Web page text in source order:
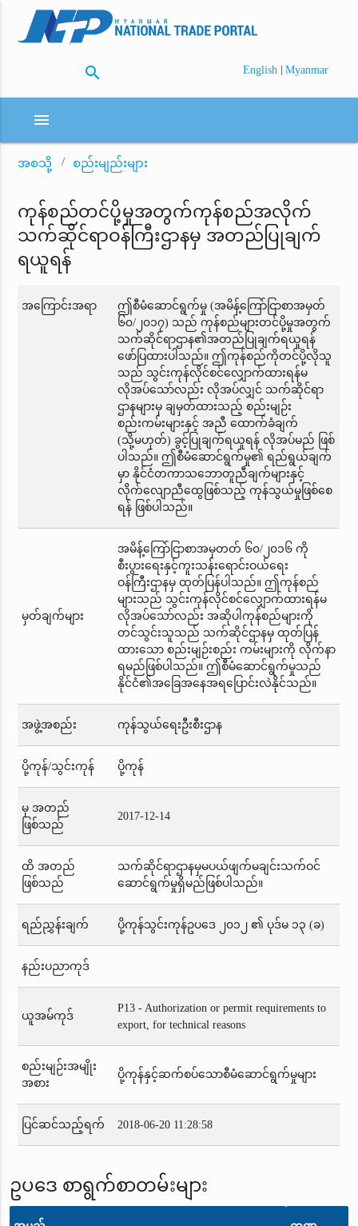
search English | Myanmar
menu
အစသို့ စည်းမျည်းများ
ကုန်စည်တင်ပို့မှုအတွက်ကုန်စည်အလိုက်
သက်ဆိုင်ရာဝန်ကြီးဌာနမှ အတည်ပြုချက်
ရယူရန်
အကြောင်းအရာ
ဤစီမံဆောင်ရွက်မှု (အမိန့်ကြော်ငြာစာအမှတ်
၆၀/၂၀၁၇) သည် ကုန်စည်များတင်ပို့မှုအတွက်
သက်ဆိုင်ရာဌာန၏အတည်ပြုချက်ရယူရန်
ဖော်ပြထားပါသည်။ ဤကုန်စည်ကိုတင်ပို့လိုသူ
သည် သွင်းကုန်လိုင်စင်လျှောက်ထားရန်မ
လိုအပ်သော်လည်း လိုအပ်လျှင် သက်ဆိုင်ရာ
ဌာနများမှ ချမှတ်ထားသည့် စည်းမျဉ်း
စည်းကမ်းများနှင့် အညီ ထောက်ခံချက်
(သို့မဟုတ်) ခွင့်ပြုချက်ရယူရန် လိုအပ်မည် ဖြစ်
ပါသည်။ ဤစီမံဆောင်ရွက်မှု၏ ရည်ရွယ်ချက်
မှာ နိုင်ငံတကာသဘောတူညီချက်များနှင့်
လိုက်လျောညီထွေဖြစ်သည့် ကုန်သွယ်မှုဖြစ်စေ
ရန် ဖြစ်ပါသည်။
မှတ်ချက်များ
အမိန့်ကြော်ငြာစာအမှတတ် ၆၀/၂၀၁၆ ကို
စီးပွားရေးနှင့်ကူးသန်းရောင်းဝယ်ရေး
ဝန်ကြီးဌာနမှ ထုတ်ပြန်ပါသည်။ ဤကုန်စည်
များသည် သွင်းကုန်လိုင်စင်လျှောက်ထားရန်မ
လိုအပ်သော်လည်း အဆိုပါကုန်စည်များကို
တင်သွင်းသူသည် သက်ဆိုင်ဌာနမှ ထုတ်ပြန်
ထားသော စည်းမျဉ်းစည်း ကမ်းများကို လိုက်နာ
ရမည်ဖြစ်ပါသည်။ ဤစီမံဆောင်ရွက်မှုသည်
နိုင်ငံ၏အခြေအနေအရပြောင်းလဲနိုင်သည်။
အဖွဲ့အစည်း ကုန်သွယ်ရေးဦးစီးဌာန
ပို့ကုန်/သွင်းကုန် ပို့ကုန်
မှ အတည်
ဖြစ်သည်
2017-12-14
ထိ အတည်
ဖြစ်သည်
သက်ဆိုင်ရာဌာနမှမပယ်ဖျက်မချင်းသက်ဝင်
ဆောင်ရွက်မှုရှိမည်ဖြစ်ပါသည်။
ရည်ညွှန်းချက် ပို့ကုန်သွင်းကုန်ဥပဒေ ၂၀၁၂ ၏ ပုဒ်မ ၁၃ (ခ)
နည်းပညာကုဒ်
ယူအမ်ကုဒ်
P13 - Authorization or permit requirements to
export, for technical reasons
စည်းမျဉ်းအမျိုး
အစား
ပို့ကုန်နှင့်ဆက်စပ်သောစီမံဆောင်ရွက်မှုများ
ပြင်ဆင်သည့်ရက် 2018-06-20 11:28:58
ဥပဒေ စာရွက်စာတမ်းများ